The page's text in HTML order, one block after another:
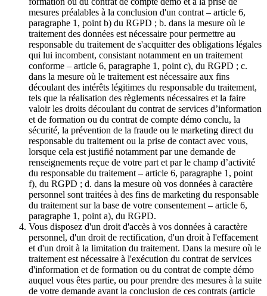
mesures préalables à la conclusion d'un contrat – article 6,
paragraphe 1, point b) du RGPD ; b. dans la mesure où le
traitement des données est nécessaire pour permettre au
responsable du traitement de s'acquitter des obligations légales
qui lui incombent, consistant notamment en un traitement
conforme – article 6, paragraphe 1, point c), du RGPD ; c.
dans la mesure où le traitement est nécessaire aux fins
découlant des intérêts légitimes du responsable du traitement,
tels que la réalisation des règlements nécessaires et la faire
valoir les droits découlant du contrat de services d’information
et de formation ou du contrat de compte démo conclu, la
sécurité, la prévention de la fraude ou le marketing direct du
responsable du traitement ou la prise de contact avec vous,
lorsque cela est justifié notamment par une demande de
renseignements reçue de votre part et par le champ d’activité
du responsable du traitement – article 6, paragraphe 1, point
f), du RGPD ; d. dans la mesure où vos données à caractère
personnel sont traitées à des fins de marketing du responsable
du traitement sur la base de votre consentement – article 6,
paragraphe 1, point a), du RGPD.
Vous disposez d'un droit d'accès à vos données à caractère
personnel, d'un droit de rectification, d'un droit à l'effacement
et d'un droit à la limitation du traitement. Dans la mesure où le
traitement est nécessaire à l'exécution du contrat de services
d'information et de formation ou du contrat de compte démo
auquel vous êtes partie, ou pour prendre des mesures à la suite
de votre demande avant la conclusion de ces contrats (article